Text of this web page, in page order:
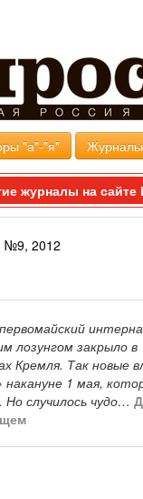
"а"-"я"
журналы на
№9, 2012
лозунгом закрыло в
Кремля. Так новые
накануне 1 мая,
случилось чудо…